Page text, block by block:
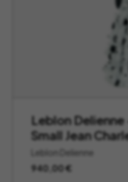
Leblon
Small Jean
Leblon Delienne
940,00€